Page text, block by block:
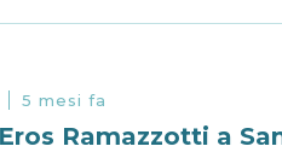
5 mesi fa
Ramazzotti a